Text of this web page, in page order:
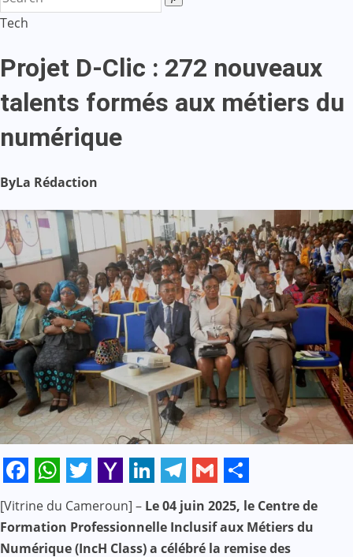
Tech
Projet D-Clic : 272 nouveaux
talents formés aux métiers du
numérique
ByLa Rédaction
Facebook
WhatsApp
Twitter
Yahoo
Mail
LinkedIn
Telegram
Gmail
Share
[Vitrine du Cameroun] – Le 04 juin 2025, le Centre de
Formation Professionnelle Inclusif aux Métiers du
Numérique (IncH Class) a célébré la remise des